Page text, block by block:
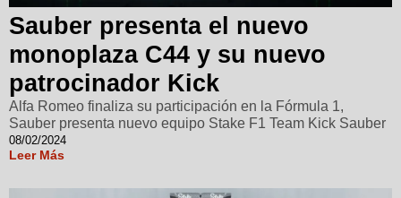
Sauber presenta el nuevo
monoplaza C44 y su nuevo
patrocinador Kick
Alfa Romeo finaliza su participación en la Fórmula 1,
Sauber presenta nuevo equipo Stake F1 Team Kick Sauber
08/02/2024
Leer Más